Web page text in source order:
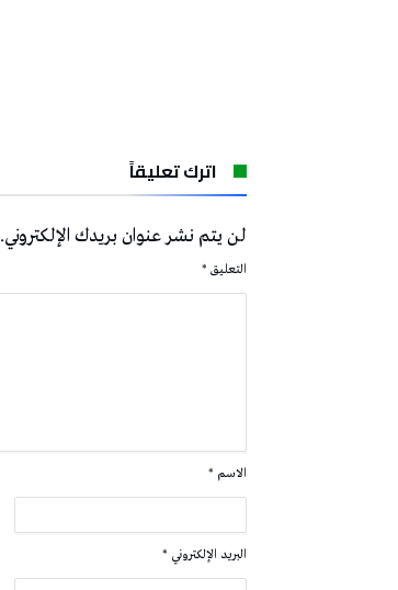
اترك تعليقاً
لن يتم نشر عنوان بريدك الإلكتروني.
التعليق *
الاسم *
البريد الإلكتروني *